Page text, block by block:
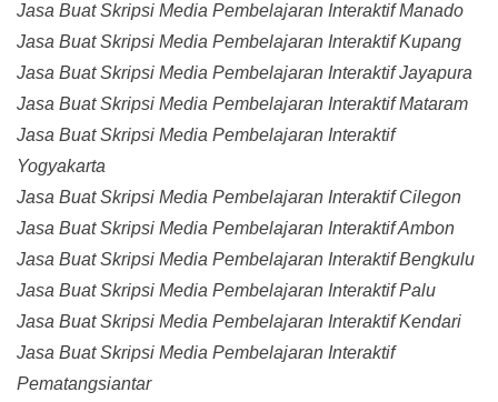
Jasa Buat Skripsi Media Pembelajaran Interaktif Manado
Jasa Buat Skripsi Media Pembelajaran Interaktif Kupang
Jasa Buat Skripsi Media Pembelajaran Interaktif Jayapura
Jasa Buat Skripsi Media Pembelajaran Interaktif Mataram
Jasa Buat Skripsi Media Pembelajaran Interaktif
Yogyakarta
Jasa Buat Skripsi Media Pembelajaran Interaktif Cilegon
Jasa Buat Skripsi Media Pembelajaran Interaktif Ambon
Jasa Buat Skripsi Media Pembelajaran Interaktif Bengkulu
Jasa Buat Skripsi Media Pembelajaran Interaktif Palu
Jasa Buat Skripsi Media Pembelajaran Interaktif Kendari
Jasa Buat Skripsi Media Pembelajaran Interaktif
Pematangsiantar